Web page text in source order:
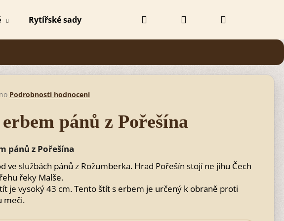
Rytířské sady Obchodní podmínky
Hledat PřihlášeníNákupní
Podrobnosti hodnocení
pánů z Pořešína
pánů z Pořešína
ve službách pánů z Rožumberka. Hrad Pořešín stojí ne jihu Čech
řeky Malše.
je vysoký 43 cm. Tento štít s erbem je určený k obraně proti
meči.